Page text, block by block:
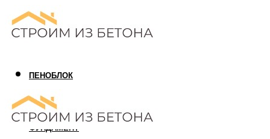
ПЕНОБЛОК
ГАЗОБЛОК
АРБОЛИТОВЫЙ БЛОК
ФУНДАМЕНТ